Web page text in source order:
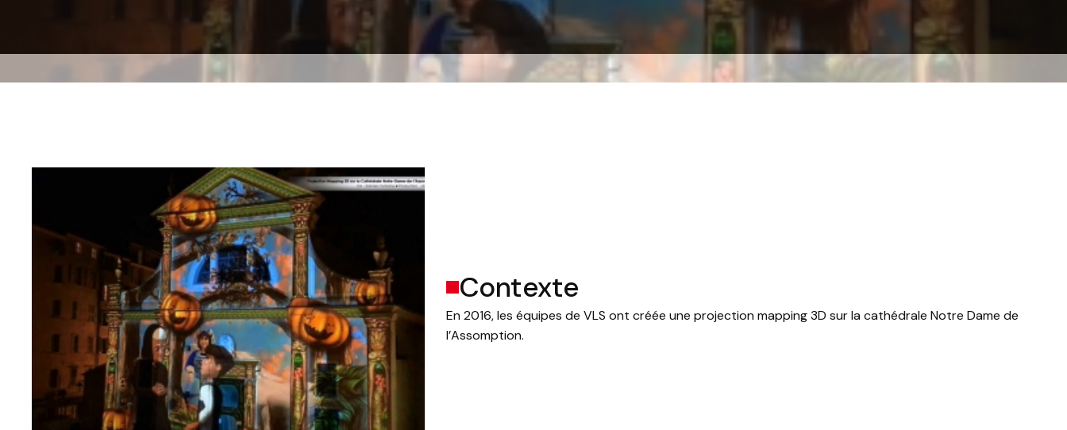
Contexte
En 2016, les équipes de VLS ont créée une projection mapping 3D sur la cathédrale Notre Dame de
l’Assomption.